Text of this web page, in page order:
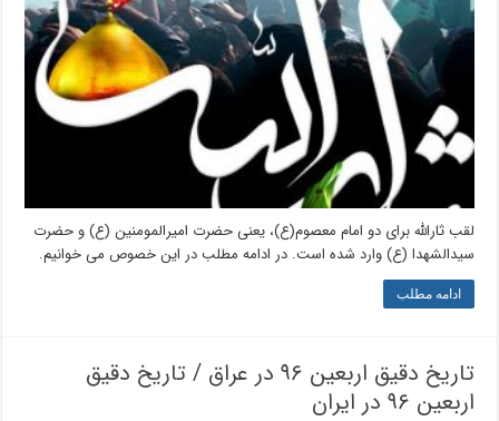
لقب ثارالله برای دو امام معصوم(ع)، یعنی حضرت امیرالمومنین (ع) و حضرت
سیدالشهدا (ع) وارد شده است. در ادامه مطلب در این خصوص می خوانیم.
ادامه مطلب
تاریخ دقیق اربعین ۹۶ در عراق / تاریخ دقیق
اربعین ۹۶ در ایران